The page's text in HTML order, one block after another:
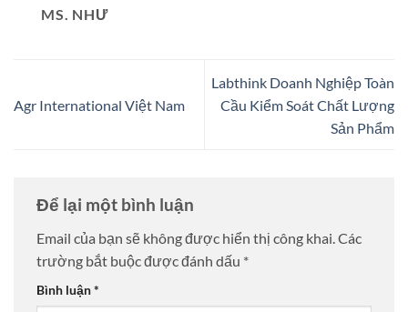
MS. NHƯ
Agr International Việt Nam
Labthink Doanh Nghiệp Toàn
Cầu Kiểm Soát Chất Lượng
Sản Phẩm
Để lại một bình luận
Email của bạn sẽ không được hiển thị công khai.Các
trường bắt buộc được đánh dấu *
Bình luận*